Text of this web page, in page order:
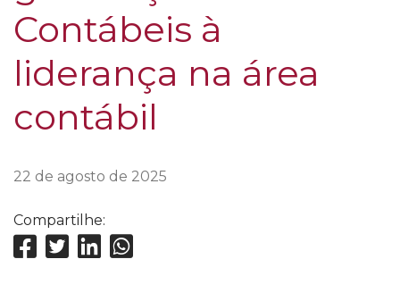
Contábeis à
liderança na área
contábil
22 de agosto de 2025
Compartilhe: